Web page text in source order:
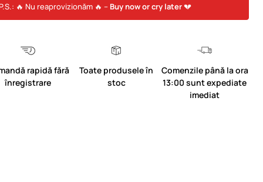
🔥 Nu reaprovizionăm 🔥 – Buy now or cry later💔
rapidă fără
înregistrare
Toate produsele în
stoc
Comenzile până la ora
13:00 sunt expediate
imediat